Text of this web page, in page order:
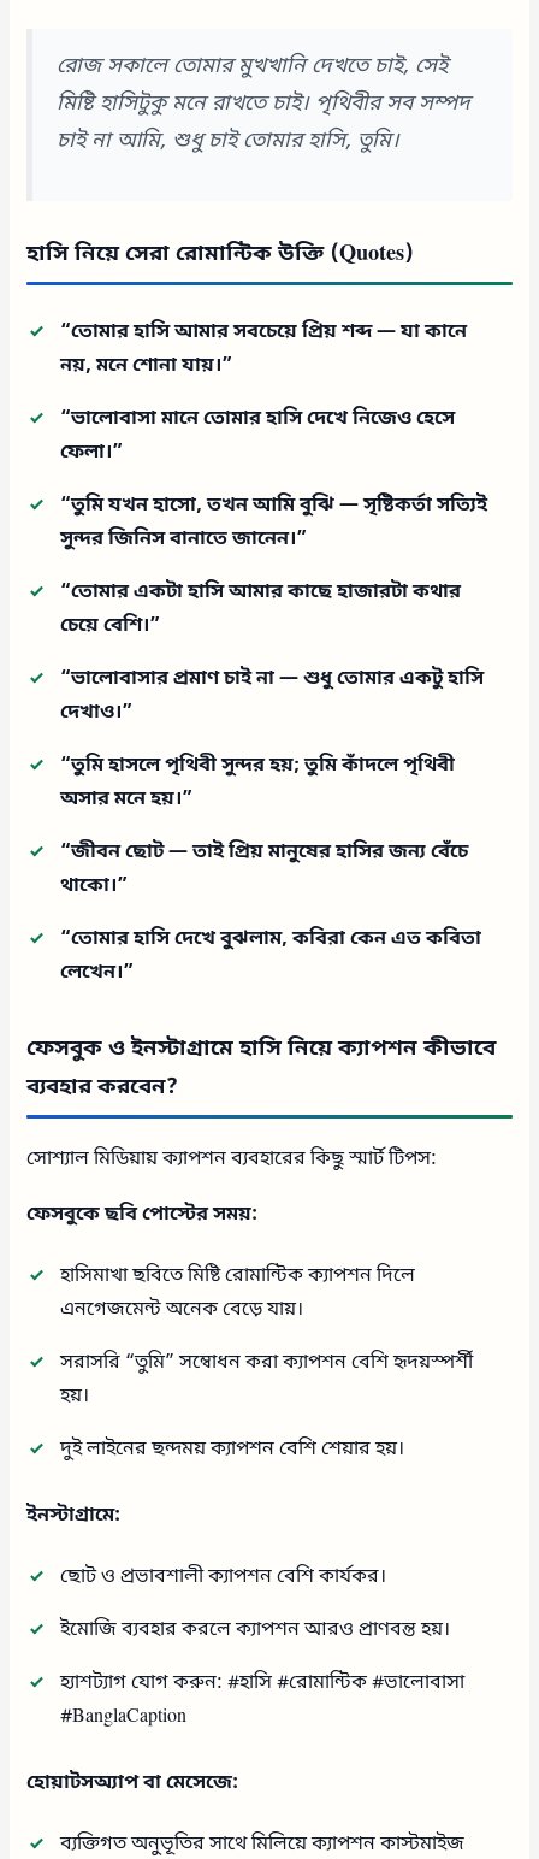
রোজ সকালে তোমার মুখখানি দেখতে চাই, সেই
মিষ্টি হাসিটুকু মনে রাখতে চাই। পৃথিবীর সব সম্পদ
চাই না আমি, শুধু চাই তোমার হাসি, তুমি।
হাসি নিয়ে সেরা রোমান্টিক উক্তি (Quotes)
“তোমার হাসি আমার সবচেয়ে প্রিয় শব্দ — যা কানে
নয়, মনে শোনা যায়।”
“ভালোবাসা মানে তোমার হাসি দেখে নিজেও হেসে
ফেলা।”
“তুমি যখন হাসো, তখন আমি বুঝি — সৃষ্টিকর্তা সত্যিই
সুন্দর জিনিস বানাতে জানেন।”
“তোমার একটা হাসি আমার কাছে হাজারটা কথার
চেয়ে বেশি।”
“ভালোবাসার প্রমাণ চাই না — শুধু তোমার একটু হাসি
দেখাও।”
“তুমি হাসলে পৃথিবী সুন্দর হয়; তুমি কাঁদলে পৃথিবী
অসার মনে হয়।”
“জীবন ছোট — তাই প্রিয় মানুষের হাসির জন্য বেঁচে
থাকো।”
“তোমার হাসি দেখে বুঝলাম, কবিরা কেন এত কবিতা
লেখেন।”
ফেসবুক ও ইনস্টাগ্রামে হাসি নিয়ে ক্যাপশন কীভাবে
ব্যবহার করবেন?
সোশ্যাল মিডিয়ায় ক্যাপশন ব্যবহারের কিছু স্মার্ট টিপস:
ফেসবুকে ছবি পোস্টের সময়:
হাসিমাখা ছবিতে মিষ্টি রোমান্টিক ক্যাপশন দিলে
এনগেজমেন্ট অনেক বেড়ে যায়।
সরাসরি “তুমি” সম্বোধন করা ক্যাপশন বেশি হৃদয়স্পর্শী
হয়।
দুই লাইনের ছন্দময় ক্যাপশন বেশি শেয়ার হয়।
ইনস্টাগ্রামে:
ছোট ও প্রভাবশালী ক্যাপশন বেশি কার্যকর।
ইমোজি ব্যবহার করলে ক্যাপশন আরও প্রাণবন্ত হয়।
হ্যাশট্যাগ যোগ করুন: #হাসি #রোমান্টিক #ভালোবাসা
#BanglaCaption
হোয়াটসঅ্যাপ বা মেসেজে:
ব্যক্তিগত অনুভূতির সাথে মিলিয়ে ক্যাপশন কাস্টমাইজ